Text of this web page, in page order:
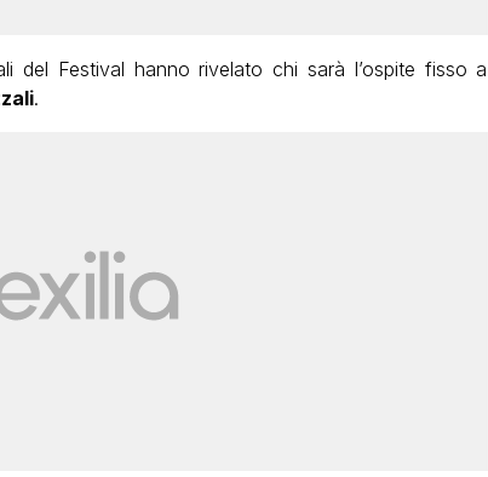
del Festival hanno rivelato chi sarà l’ospite fisso a
.